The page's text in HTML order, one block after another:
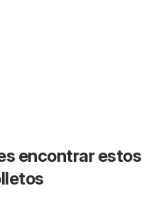
encontrar estos